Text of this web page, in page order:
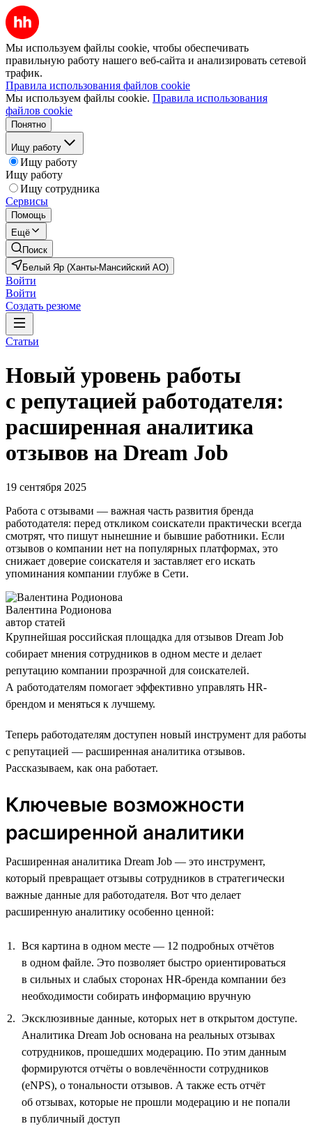
Мы используем файлы cookie, чтобы обеспечивать
правильную работу нашего веб-сайта и анализировать сетевой
трафик.
Правила использования файлов cookie
Мы используем файлы cookie. Правила использования
файлов cookie
Понятно
Ищу работу
Ищу работу
Ищу работу
Ищу сотрудника
Сервисы
Помощь
Ещё
Поиск
Белый Яр (Ханты-Мансийский АО)
Войти
Войти
Создать резюме
Статьи
Новый уровень работы
с репутацией работодателя:
расширенная аналитика
отзывов на Dream Job
19 сентября 2025
Работа с отзывами — важная часть развития бренда
работодателя: перед откликом соискатели практически всегда
смотрят, что пишут нынешние и бывшие работники. Если
отзывов о компании нет на популярных платформах, это
снижает доверие соискателя и заставляет его искать
упоминания компании глубже в Cети.
Валентина Родионова
автор статей
Крупнейшая российская площадка для отзывов Dream Job
собирает мнения сотрудников в одном месте и делает
репутацию компании прозрачной для соискателей.
А работодателям помогает эффективно управлять HR-
брендом и меняться к лучшему.
Теперь работодателям доступен новый инструмент для работы
с репутацией — расширенная аналитика отзывов.
Рассказываем, как она работает.
Ключевые возможности
расширенной аналитики
Расширенная аналитика Dream Job — это инструмент,
который превращает отзывы сотрудников в стратегически
важные данные для работодателя. Вот что делает
расширенную аналитику особенно ценной:
Вся картина в одном месте — 12 подробных отчётов
в одном файле. Это позволяет быстро ориентироваться
в сильных и слабых сторонах HR-бренда компании без
необходимости собирать информацию вручную
Эксклюзивные данные, которых нет в открытом доступе.
Аналитика Dream Job основана на реальных отзывах
сотрудников, прошедших модерацию. По этим данным
формируются отчёты о вовлечённости сотрудников
(eNPS), о тональности отзывов. А также есть отчёт
об отзывах, которые не прошли модерацию и не попали
в публичный доступ